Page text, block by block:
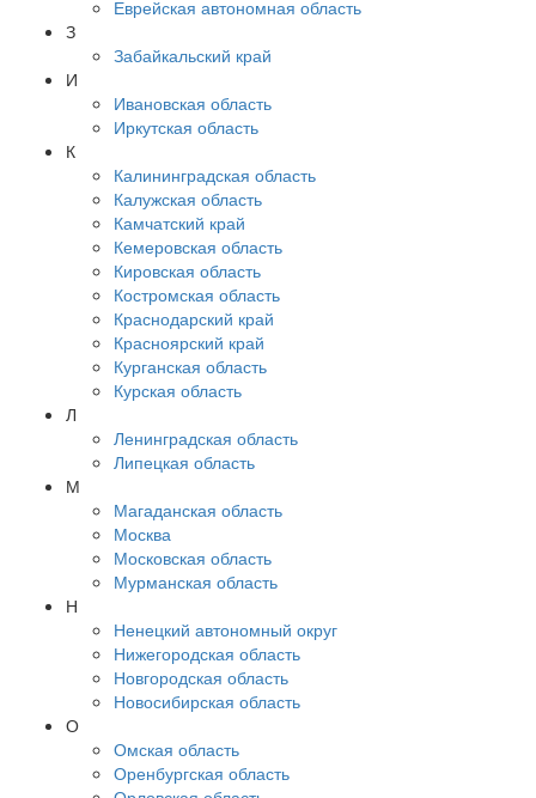
Еврейская автономная область
З
Забайкальский край
И
Ивановская область
Иркутская область
К
Калининградская область
Калужская область
Камчатский край
Кемеровская область
Кировская область
Костромская область
Краснодарский край
Красноярский край
Курганская область
Курская область
Л
Ленинградская область
Липецкая область
М
Магаданская область
Москва
Московская область
Мурманская область
Н
Ненецкий автономный округ
Нижегородская область
Новгородская область
Новосибирская область
О
Омская область
Оренбургская область